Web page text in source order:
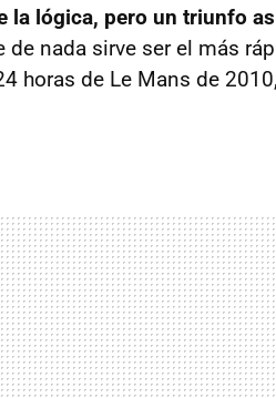
la lógica, pero un triunfo
nada sirve ser el más
horas de Le Mans de